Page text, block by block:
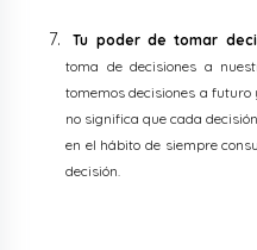
Tu poder de tomar
toma de decisiones a
tomemos decisiones a futuro
no significa que cada
en el hábito de siempre
decisión.